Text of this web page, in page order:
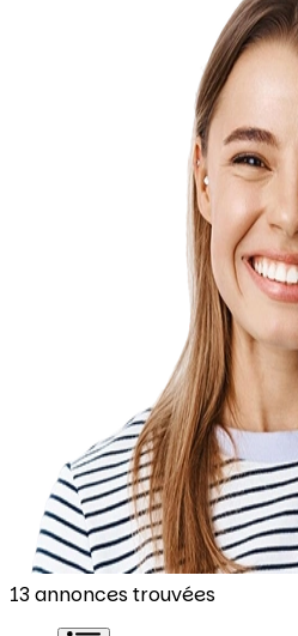
13 annonces trouvées